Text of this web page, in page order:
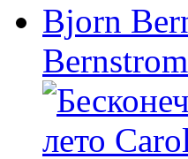
Bernstrom